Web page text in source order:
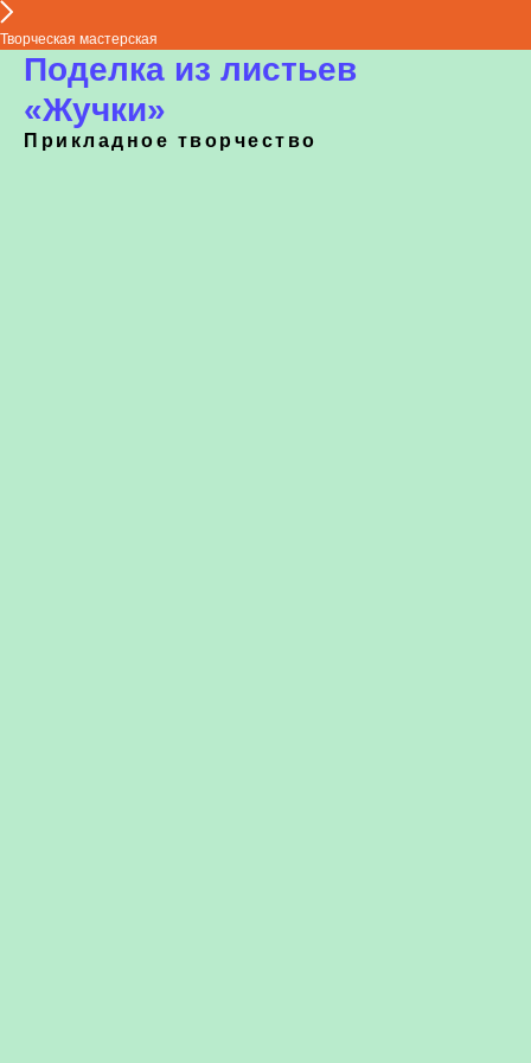
Творческая мастерская
Поделка из листьев
«Жучки»
Прикладное творчество